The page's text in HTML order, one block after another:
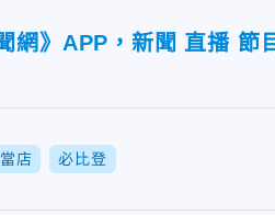
網》APP，新聞 直播 節
店 必比登